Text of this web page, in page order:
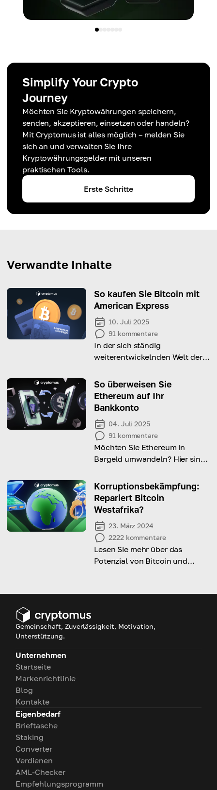
Simplify Your Crypto
Journey
Möchten Sie Kryptowährungen speichern,
senden, akzeptieren, einsetzen oder handeln?
Mit Cryptomus ist alles möglich – melden Sie
sich an und verwalten Sie Ihre
Kryptowährungsgelder mit unseren
praktischen Tools.
Erste Schritte
Verwandte Inhalte
So kaufen Sie Bitcoin mit
American Express
10. Juli 2025
91 kommentare
In der sich ständig
weiterentwickelnden Welt der
von Bitcoin mit Kreditkarten
wie American Express zu einer
immer beliebteren Option
So überweisen Sie
Ethereum auf Ihr
Bankkonto
04. Juli 2025
91 kommentare
Möchten Sie Ethereum in
Bargeld umwandeln? Hier sind
Möglichkeiten, dies zu tun.
Korruptionsbekämpfung:
Repariert Bitcoin
Westafrika?
23. März 2024
2222 kommentare
Lesen Sie mehr über das
Potenzial von Bitcoin und
Westafrika
Gemeinschaft, Zuverlässigkeit, Motivation,
Unterstützung.
Unternehmen
Startseite
Markenrichtlinie
Blog
Kontakte
Eigenbedarf
Brieftasche
Staking
Converter
Verdienen
AML-Checker
Empfehlungsprogramm